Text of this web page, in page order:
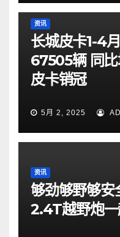
资讯
长城皮卡1-4
67505辆 同
皮卡销冠
5月 2, 2025
资讯
够劲够野够安
2.4T越野炮